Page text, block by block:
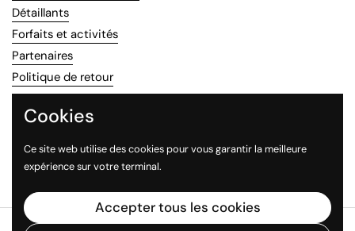
Détaillants
Forfaits et activités
Partenaires
Politique de retour
Recettes
Rechercher
Se déconnecter
Recettes professionnelles
Cookies
Ce site web utilise des cookies pour vous garantir la meilleure
expérience sur votre terminal.
Accepter tous les cookies